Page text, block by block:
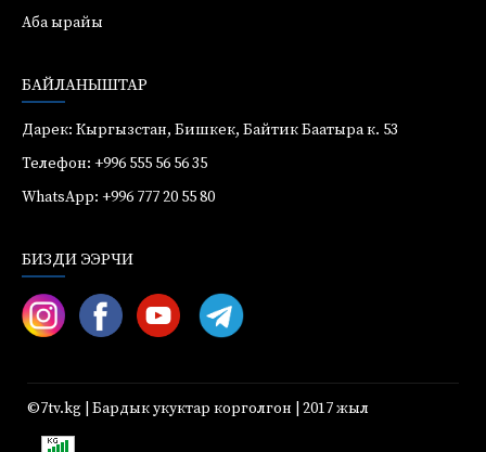
Аба ырайы
БАЙЛАНЫШТАР
Дарек: Кыргызстан, Бишкек, Байтик Баатыра к. 53
Телефон: +996 555 56 56 35
WhatsApp: +996 777 20 55 80
БИЗДИ ЭЭРЧИ
©7tv.kg | Бардык укуктар корголгон | 2017 жыл